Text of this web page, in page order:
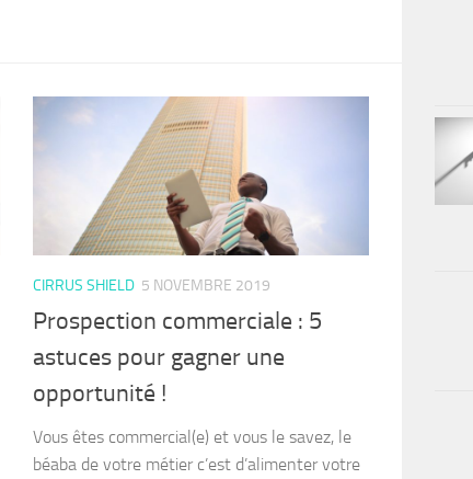
CIRRUS SHIELD 5 NOVEMBRE 2019
Prospection commerciale : 5
astuces pour gagner une
opportunité !
Vous êtes commercial(e) et vous le savez, le
béaba de votre métier c’est d’alimenter votre